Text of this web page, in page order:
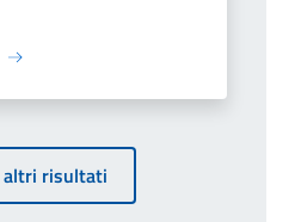
altri risultati